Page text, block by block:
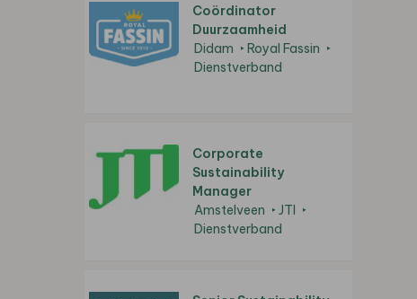
Coördinator
Duurzaamheid
Didam
Royal Fassin
Dienstverband
Corporate
Sustainability
Manager
Amstelveen
JTI
Dienstverband